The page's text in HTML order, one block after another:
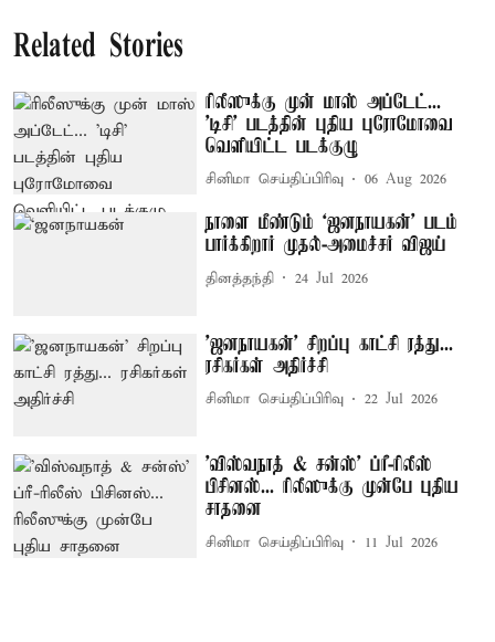
Related Stories
ரிலீஸுக்கு முன் மாஸ் அப்டேட்...
'டிசி' படத்தின் புதிய புரோமோவை
வெளியிட்ட படக்குழு
சினிமா செய்திப்பிரிவு 06 Aug 2026
நாளை மீண்டும் ‘ஜனநாயகன்’ படம்
பார்க்கிறார் முதல்-அமைச்சர் விஜய்
தினத்தந்தி 24 Jul 2026
'ஜனநாயகன்' சிறப்பு காட்சி ரத்து...
ரசிகர்கள் அதிர்ச்சி
சினிமா செய்திப்பிரிவு 22 Jul 2026
'விஸ்வநாத் & சன்ஸ்' ப்ரீ-ரிலீஸ்
பிசினஸ்... ரிலீஸுக்கு முன்பே புதிய
சாதனை
சினிமா செய்திப்பிரிவு 11 Jul 2026